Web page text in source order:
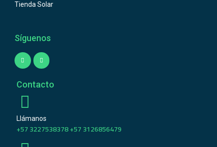
Tienda Solar
Síguenos
Contacto
Llámanos
+57 3227538378 +57 3126856479